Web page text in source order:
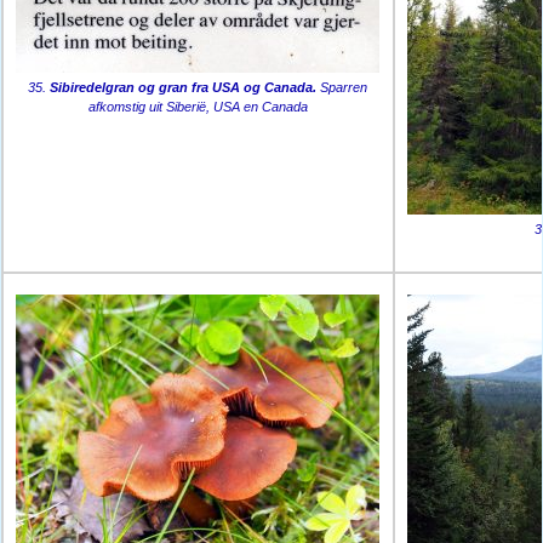
35.Sibiredelgran og gran fra USA og Canada. Sparren
afkomstig uit Siberië, USA en Canada